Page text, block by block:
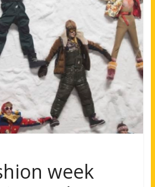
week